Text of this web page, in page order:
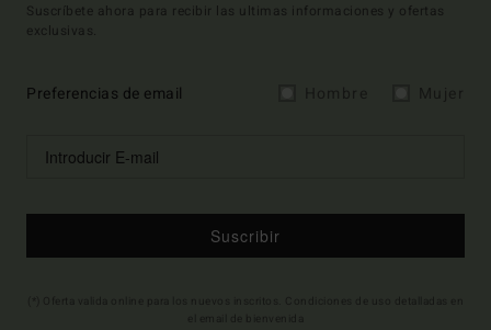
Suscríbete ahora para recibir las ultimas informaciones y ofertas
exclusivas.
Preferencias de email
Suscribir